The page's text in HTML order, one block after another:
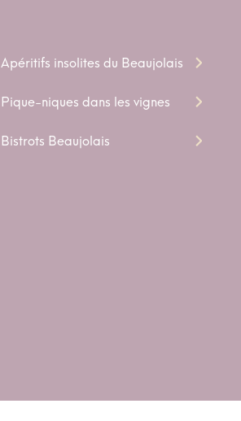
Apéritifs insolites du Beaujolais
Pique-niques dans les vignes
Bistrots Beaujolais